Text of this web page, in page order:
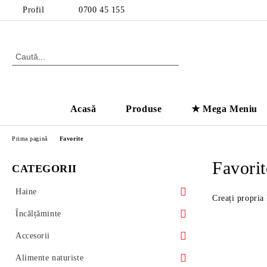
Profil 0700 45 155
Acasă Produse ★ Mega Meniu
CATEGORII
Haine
Femei
Rochii
Casual
Lenjerie
Copii
Bărbați
Încălțăminte
Sandale
Toc Înalt
Accesorii
Genți
Alimente naturiste
Prima pagină Favorite
Creați propria